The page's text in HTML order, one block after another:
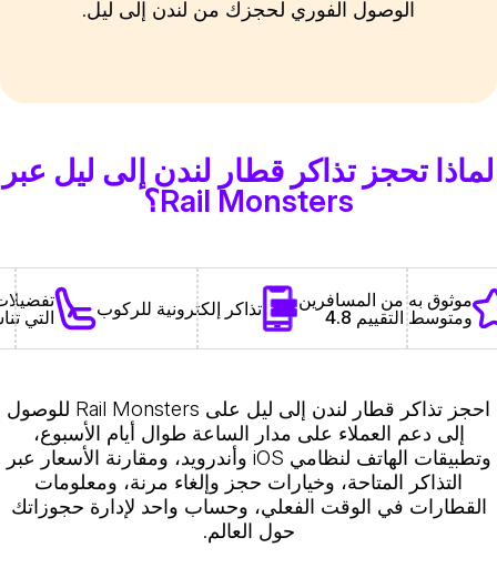
الوصول الفوري لحجزك من لندن إلى ليل.
لماذا تحجز تذاكر قطار لندن إلى ليل عبر
Rail Monsters؟
موثوق به من المسافرين
ومتوسط التقييم 4.8
تذاكر إلكترونية للركوب
التي
احجز تذاكر قطار لندن إلى ليل على Rail Monsters للوصول
إلى دعم العملاء على مدار الساعة طوال أيام الأسبوع،
وتطبيقات الهاتف لنظامي iOS وأندرويد، ومقارنة الأسعار عبر
التذاكر المتاحة، وخيارات حجز وإلغاء مرنة، ومعلومات
القطارات في الوقت الفعلي، وحساب واحد لإدارة حجوزاتك
حول العالم.